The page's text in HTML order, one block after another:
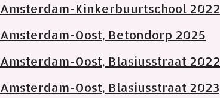
Amsterdam-Kinkerbuurtschool 2022
Amsterdam-Oost, Betondorp 2025
Amsterdam-Oost, Blasiusstraat 2022
Amsterdam-Oost, Blasiusstraat 2023